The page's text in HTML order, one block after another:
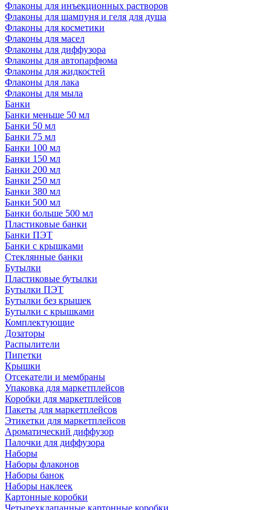
Флаконы для инъекционных растворов
Флаконы для шампуня и геля для душа
Флаконы для косметики
Флаконы для масел
Флаконы для диффузора
Флаконы для автопарфюма
Флаконы для жидкостей
Флаконы для лака
Флаконы для мыла
Банки
Банки меньше 50 мл
Банки 50 мл
Банки 75 мл
Банки 100 мл
Банки 150 мл
Банки 200 мл
Банки 250 мл
Банки 380 мл
Банки 500 мл
Банки больше 500 мл
Пластиковые банки
Банки ПЭТ
Банки с крышками
Стеклянные банки
Бутылки
Пластиковые бутылки
Бутылки ПЭТ
Бутылки без крышек
Бутылки с крышками
Комплектующие
Дозаторы
Распылители
Пипетки
Крышки
Отсекатели и мембраны
Упаковка для маркетплейсов
Коробки для маркетплейсов
Пакеты для маркетплейсов
Этикетки для маркетплейсов
Ароматический диффузор
Палочки для диффузора
Наборы
Наборы флаконов
Наборы банок
Наборы наклеек
Картонные коробки
Четырехклапанные картонные коробки